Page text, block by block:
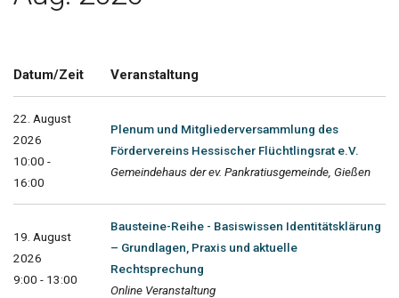
Datum/Zeit Veranstaltung
22. August
2026
10:00 -
16:00
Plenum und Mitgliederversammlung des
Fördervereins Hessischer Flüchtlingsrat e.V.
Gemeindehaus der ev. Pankratiusgemeinde, Gießen
19. August
2026
9:00 - 13:00
Bausteine-Reihe - Basiswissen Identitätsklärung
– Grundlagen, Praxis und aktuelle
Rechtsprechung
Online Veranstaltung